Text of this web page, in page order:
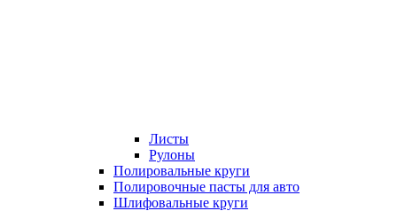
Листы
Рулоны
Полировальные круги
Полировочные пасты для авто
Шлифовальные круги